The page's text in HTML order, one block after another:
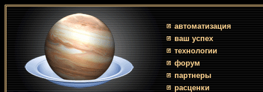
автоматизация
ваш успех
технологии
форум
партнеры
расценки